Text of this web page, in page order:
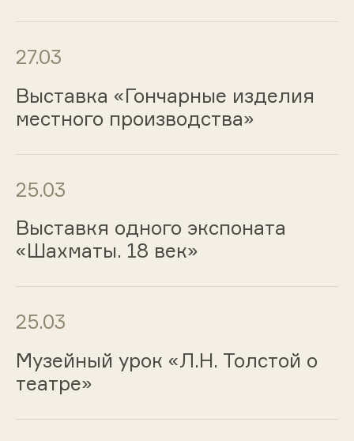
27.03
Выставка «Гончарные изделия
местного производства»
25.03
Выставкя одного экспоната
«Шахматы. 18 век»
25.03
Музейный урок «Л.Н. Толстой о
театре»